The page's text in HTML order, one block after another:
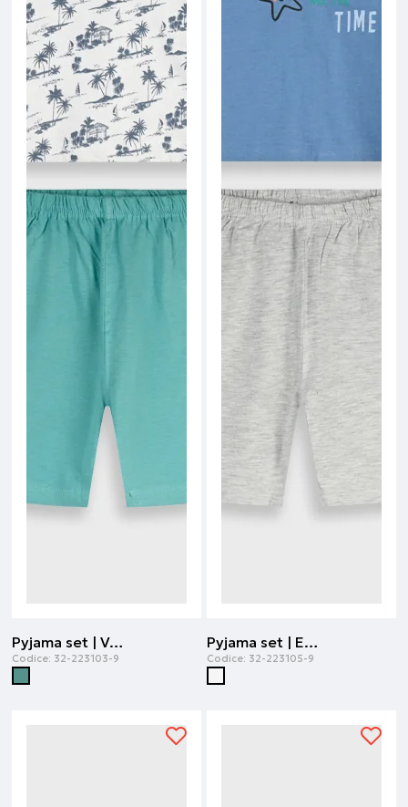
Pyjama set | Verde smeraldo
Codice: 32-223103-9
Pyjama set | Ecru melange
Codice: 32-223105-9